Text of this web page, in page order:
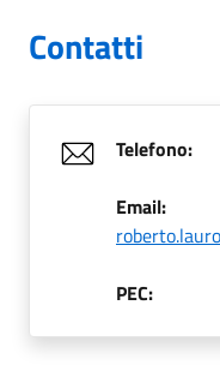
Contatti
Telefono:
Email:
PEC: